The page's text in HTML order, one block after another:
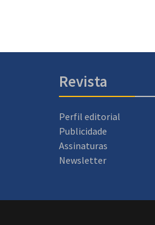
Revista
Perfil editorial
Publicidade
Assinaturas
Newsletter